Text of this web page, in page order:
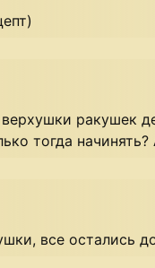
ракушек
тогда
все остались